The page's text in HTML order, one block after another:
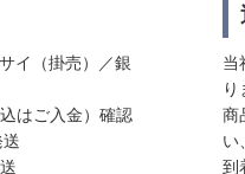
イ（掛売）／銀
はご入金）確認
当
り
商
い
到